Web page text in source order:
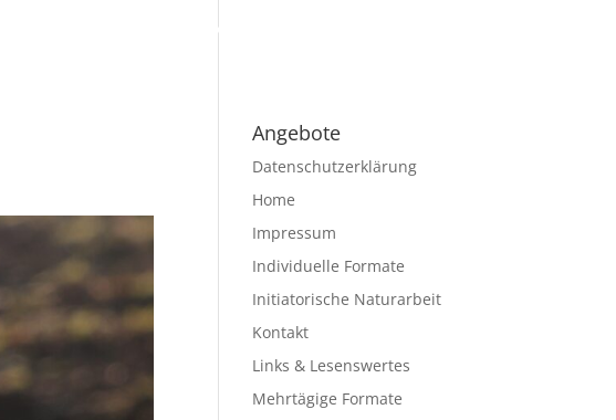
TeilnehmerStimmen
Angebote
Datenschutzerklärung
Home
Impressum
Individuelle Formate
Initiatorische Naturarbeit
Kontakt
Links & Lesenswertes
Mehrtägige Formate